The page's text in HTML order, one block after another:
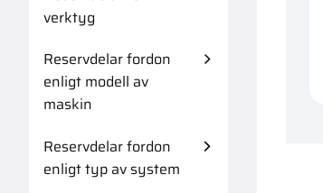
verktyg
Reservdelar fordon
enligt modell av
maskin
Reservdelar fordon
enligt typ av system